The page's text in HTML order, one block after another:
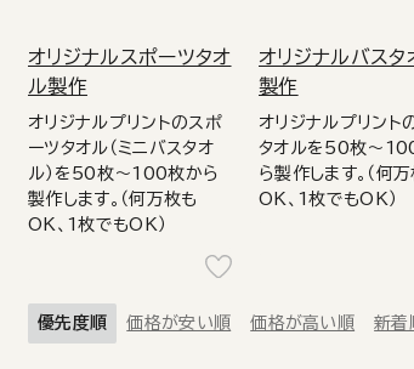
オリジナルスポーツタオ
ル製作
オリジナルプリントのスポ
ーツタオル（ミニバスタオ
ル）を50枚～100枚から
製作します。（何万枚も
OK、1枚でもOK）
オリジナルバスタ
製作
オリジナルプリント
タオルを50枚～
ら製作します。（何
OK、1枚でもOK）
優先度順 価格が安い順 価格が高い順 新着